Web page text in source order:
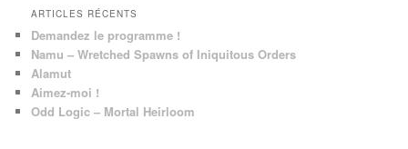
ARTICLES RÉCENTS
Demandez le programme !
Namu – Wretched Spawns of Iniquitous Orders
Alamut
Aimez-moi !
Odd Logic – Mortal Heirloom